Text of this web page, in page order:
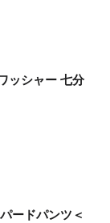
ッシャー 七分
ードパンツ＜